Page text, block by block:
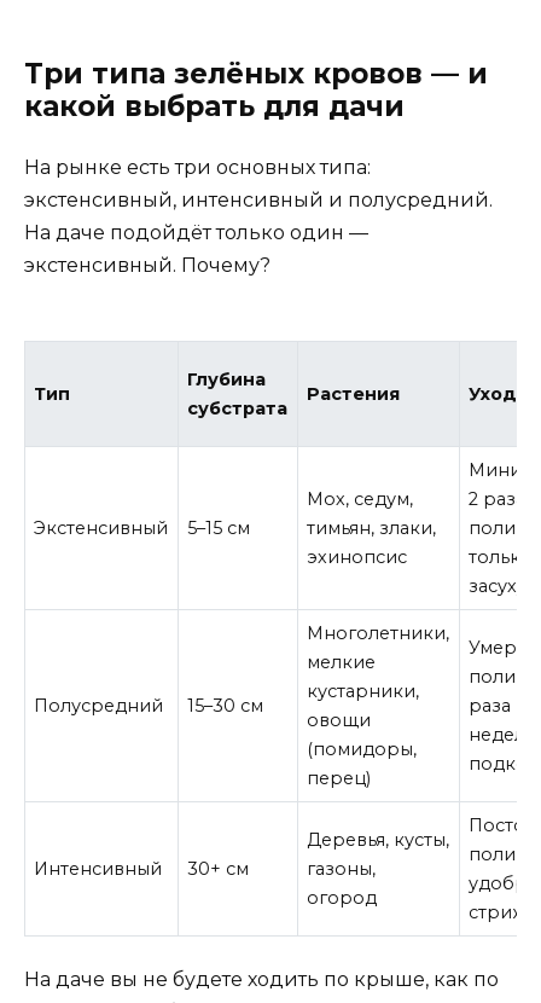
Три типа зелёных кровов — и
какой выбрать для дачи
На рынке есть три основных типа:
экстенсивный, интенсивный и полусредний.
На даче подойдёт только один —
экстенсивный. Почему?
Тип
Глубина
субстрата
Растения Уход
Экстенсивный 5–15 см
Мох, седум,
тимьян, злаки,
эхинопсис
2 раза
полив
только
засуху
Полусредний 15–30 см
Многолетники,
мелкие
кустарники,
овощи
(помидоры,
перец)
полив
раза в
Интенсивный 30+ см
Деревья, кусты,
газоны,
огород
полив,
На даче вы не будете ходить по крыше, как по